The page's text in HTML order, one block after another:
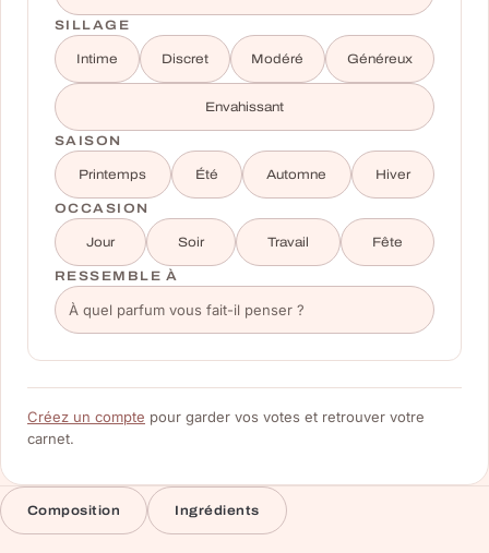
SILLAGE
Intime Discret Modéré Généreux
Envahissant
SAISON
Printemps Été Automne Hiver
OCCASION
Jour Soir Travail Fête
RESSEMBLE À
Créez un compte pour garder vos votes et retrouver votre
carnet.
Composition Ingrédients